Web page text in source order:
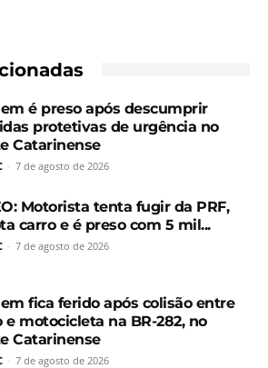
é preso após descumprir
protetivas de urgência no
Catarinense
- 7 de agosto de 2026
Motorista tenta fugir da PRF,
carro e é preso com 5 mil...
- 7 de agosto de 2026
fica ferido após colisão entre
e motocicleta na BR-282, no
Catarinense
- 7 de agosto de 2026